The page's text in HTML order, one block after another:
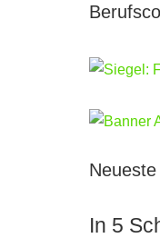
In 5